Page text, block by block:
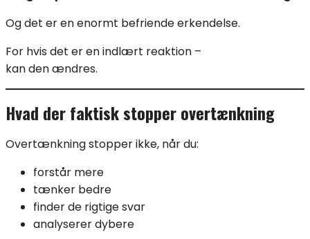
Og det er en enormt befriende erkendelse.
For hvis det er en indlært reaktion –
kan den ændres.
Hvad der faktisk stopper overtænkning
Overtænkning stopper ikke, når du:
forstår mere
tænker bedre
finder de rigtige svar
analyserer dybere